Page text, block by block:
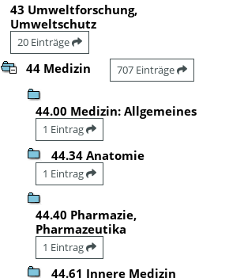
43 Umweltforschung,
Umweltschutz
20 Einträge
44 Medizin 707 Einträge
44.00 Medizin: Allgemeines
1 Eintrag
44.34 Anatomie
1 Eintrag
44.40 Pharmazie,
Pharmazeutika
1 Eintrag
44.61 Innere Medizin